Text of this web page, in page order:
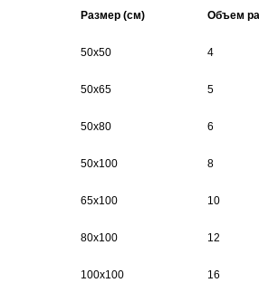
Размер (см) Объем
50х50 4
50х65 5
50х80 6
50х100 8
65х100 10
80х100 12
100х100 16